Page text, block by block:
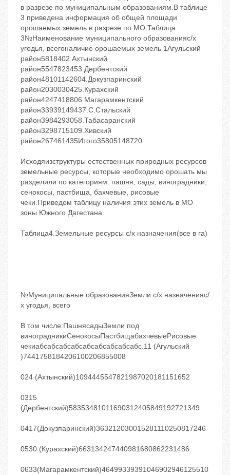
в разрезе по муниципальным образованиям.В таблице
3 приведена информация об общей площади
орошаемых земель в разрезе по МО.Таблица
3№Наименование муниципального образованияс/х
угодья, всегоналичие орошаемых земель 1Агульский
район5818402.Ахтынский
район5547823453.Дербентский
район48101142604.Докузпаринский
район2030030425.Курахский
район4247418806.Магарамкентский
район33939149437.С.Стальский
район3984293058.Табасаранский
район3298715109.Хивский
район267461435Итого35805148720
Исходяизструктуры естественных природных ресурсов
земельные ресурсы, которые необходимо орошать мы
разделили по категориям: пашня, сады, виноградники,
сенокосы, пастбища, бахчевые, рисовые
чеки.Приведем таблицу наличия этих земель в МО
зоны Южного Дагестана.
Таблица4.Земельные ресурсы с/х назначения(все в га)
№Муниципальные образованияЗемли с/х назначенияс/
х угодья, всего
В том числе:ПашнясадыЗемли под
виноградникиСенокосыПастбищабахчевыеРисовые
чекиабсабсабсабсабсабсабсабсабс.11 (Агульский
)7441758184206100206855008
024 (Ахтынский)1094445547821987020181151652
0315
(Дербентский)58353481011690312405849192721349
0417(Докузпаринский)363212030015281110250817246
0530 (Курахский)663134247440981680862231486
0633(Магарамкентский)46499339391046902946125510